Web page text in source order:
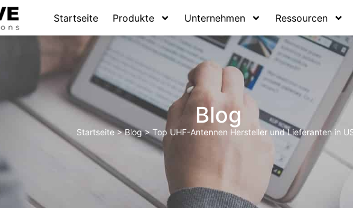
Startseite Produkte Unternehmen Ressourcen
Blog
Startseite>Blog>Top UHF-Antennen Hersteller und Lieferanten in